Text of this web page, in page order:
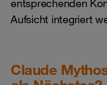
entsprechenden
Aufsicht integriert
Claude